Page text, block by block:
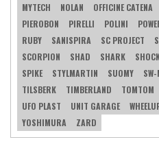
MYTECH
NOLAN OFFICINE CATENA
PIEROBON
PIRELLI POLINI
RUBY
SANISPIRA SC PROJECT
SCORPION
SHAD SHARK
SPIKE
STYLMARTIN SUOMY
TILSBERK
TIMBERLAND TOMTOM
UFO PLAST
UNIT GARAGE
YOSHIMURA
ZARD